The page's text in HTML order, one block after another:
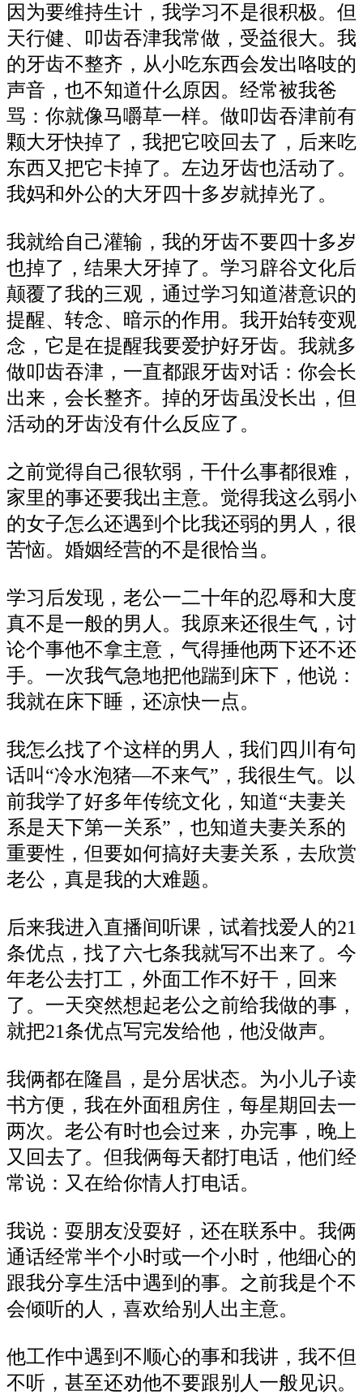
因为要维持生计，我学习不是很积极。但
天行健、叩齿吞津我常做，受益很大。我
的牙齿不整齐，从小吃东西会发出咯吱的
声音，也不知道什么原因。经常被我爸
骂：你就像马嚼草一样。做叩齿吞津前有
颗大牙快掉了，我把它咬回去了，后来吃
东西又把它卡掉了。左边牙齿也活动了。
我妈和外公的大牙四十多岁就掉光了。
我就给自己灌输，我的牙齿不要四十多岁
也掉了，结果大牙掉了。学习辟谷文化后
颠覆了我的三观，通过学习知道潜意识的
提醒、转念、暗示的作用。我开始转变观
念，它是在提醒我要爱护好牙齿。我就多
做叩齿吞津，一直都跟牙齿对话：你会长
出来，会长整齐。掉的牙齿虽没长出，但
活动的牙齿没有什么反应了。
之前觉得自己很软弱，干什么事都很难，
家里的事还要我出主意。觉得我这么弱小
的女子怎么还遇到个比我还弱的男人，很
苦恼。婚姻经营的不是很恰当。
学习后发现，老公一二十年的忍辱和大度
真不是一般的男人。我原来还很生气，讨
论个事他不拿主意，气得捶他两下还不还
手。一次我气急地把他踹到床下，他说：
我就在床下睡，还凉快一点。
我怎么找了个这样的男人，我们四川有句
话叫“冷水泡猪—不来气”，我很生气。以
前我学了好多年传统文化，知道“夫妻关
系是天下第一关系”，也知道夫妻关系的
重要性，但要如何搞好夫妻关系，去欣赏
老公，真是我的大难题。
后来我进入直播间听课，试着找爱人的21
条优点，找了六七条我就写不出来了。今
年老公去打工，外面工作不好干，回来
了。一天突然想起老公之前给我做的事，
就把21条优点写完发给他，他没做声。
我俩都在隆昌，是分居状态。为小儿子读
书方便，我在外面租房住，每星期回去一
两次。老公有时也会过来，办完事，晚上
又回去了。但我俩每天都打电话，他们经
常说：又在给你情人打电话。
我说：耍朋友没耍好，还在联系中。我俩
通话经常半个小时或一个小时，他细心的
跟我分享生活中遇到的事。之前我是个不
会倾听的人，喜欢给别人出主意。
他工作中遇到不顺心的事和我讲，我不但
不听，甚至还劝他不要跟别人一般见识。